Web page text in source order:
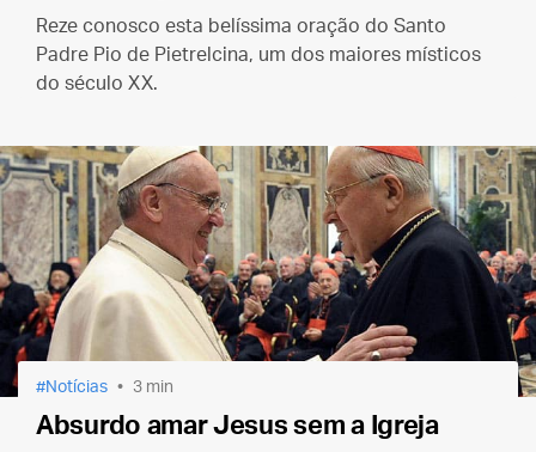
Reze conosco esta belíssima oração do Santo
Padre Pio de Pietrelcina, um dos maiores místicos
do século XX.
Notícias 3 min
Absurdo amar Jesus sem a Igreja